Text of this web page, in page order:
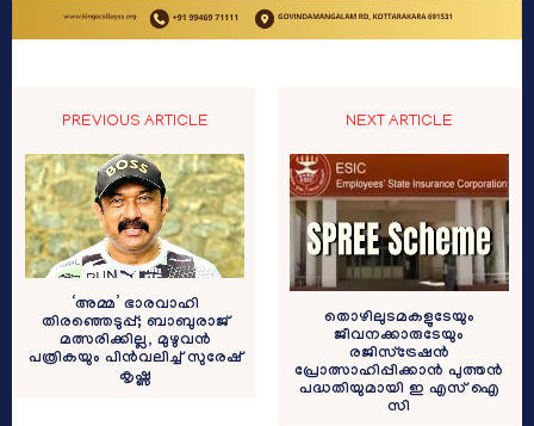
PREVIOUS ARTICLE
‘അമ്മ’ ഭാരവാഹി
തിരഞ്ഞെടുപ്പ്; ബാബുരാജ്
മത്സരിക്കില്ല, മുഴുവൻ
പത്രികയും പിൻവലിച്ച് സുരേഷ്
കൃഷ്ണ
NEXT ARTICLE
തൊഴിലുടമകളുടേയും
ജീവനക്കാരുടേയും
രജിസ്ട്രേഷൻ
പ്രോത്സാഹിപ്പിക്കാൻ പുത്തൻ
പദ്ധതിയുമായി ഇ എസ് ഐ
സി